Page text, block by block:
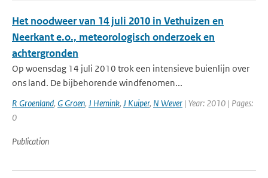
Het noodweer van 14 juli 2010 in Vethuizen en
Neerkant e.o., meteorologisch onderzoek en
achtergronden
Op woensdag 14 juli 2010 trok een intensieve buienlijn over
ons land. De bijbehorende windfenomen...
R Groenland, G Groen, J Hemink, J Kuiper, N Wever | Year: 2010 | Pages:
0
Publication